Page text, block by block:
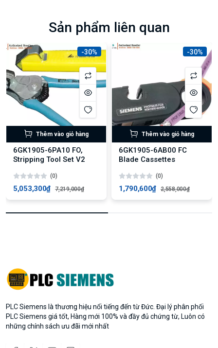
Sản phẩm liên quan
-30%
Thêm vào giỏ hàng
6GK1905-6PA10 FO,
Stripping Tool Set V2
(0)
5,053,300₫ 7,219,000₫
-30%
Thêm vào giỏ hàng
6GK1905-6AB00 FC
Blade Cassettes
(0)
1,790,600₫ 2,558,000₫
PLC Siemens là thương hiệu nổi tiếng đến từ Đức. Đại lý phân phối
PLC Siemens giá tốt, Hàng mới 100% và đầy đủ chứng từ, Luôn có
những chính sách ưu đãi mới nhất